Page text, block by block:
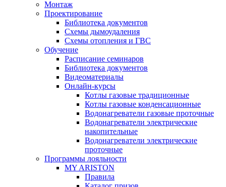
Монтаж
Проектирование
Библиотека документов
Схемы дымоудаления
Схемы отопления и ГВС
Обучение
Расписание семинаров
Библиотека документов
Видеоматериалы
Онлайн-курсы
Котлы газовые традиционные
Котлы газовые конденсационные
Водонагреватели газовые проточные
Водонагреватели электрические
накопительные
Водонагреватели электрические
проточные
Программы лояльности
MY ARISTON
Правила